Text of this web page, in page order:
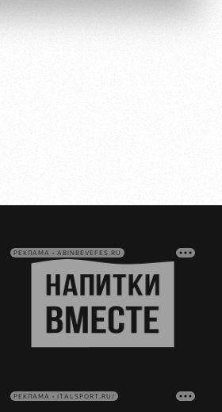
РЕКЛАМА • ABINBEVEFES.RU
РЕКЛАМА • ITALSPORT.RU/